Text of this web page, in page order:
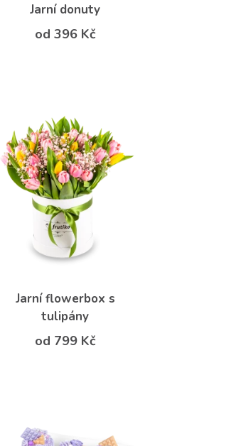
Jarní donuty
od 396 Kč
Jarní flowerbox s
tulipány
od 799 Kč